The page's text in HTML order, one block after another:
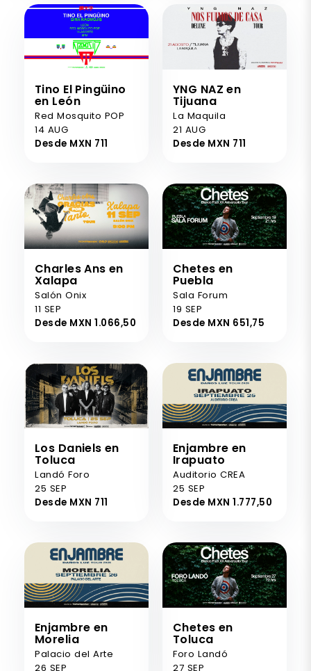
Tino El Pingüino
en León
Red Mosquito POP
14 AUG
Desde MXN 711
YNG NAZ en
Tijuana
La Maquila
21 AUG
Desde MXN 711
Charles Ans en
Xalapa
Salón Onix
11 SEP
Desde MXN 1.066,50
Chetes en
Puebla
Sala Forum
19 SEP
Desde MXN 651,75
Los Daniels en
Toluca
Landó Foro
25 SEP
Desde MXN 711
Enjambre en
Irapuato
Auditorio CREA
25 SEP
Desde MXN 1.777,50
Enjambre en
Morelia
Palacio del Arte
26 SEP
Chetes en
Toluca
Foro Landó
27 SEP